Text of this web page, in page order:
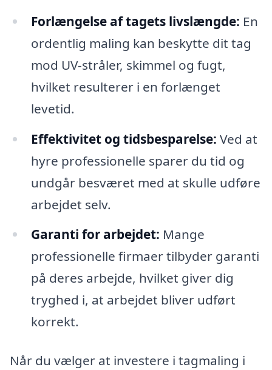
Forlængelse af tagets livslængde: En
ordentlig maling kan beskytte dit tag
mod UV-stråler, skimmel og fugt,
hvilket resulterer i en forlænget
levetid.
Effektivitet og tidsbesparelse: Ved at
hyre professionelle sparer du tid og
undgår besværet med at skulle udføre
arbejdet selv.
Garanti for arbejdet: Mange
professionelle firmaer tilbyder garanti
på deres arbejde, hvilket giver dig
tryghed i, at arbejdet bliver udført
korrekt.
Når du vælger at investere i tagmaling i